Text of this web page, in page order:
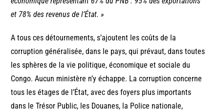
et 78% des revenus de l’État. »
A tous ces détournements, s’ajoutent les coûts de la
corruption généralisée, dans le pays, qui prévaut, dans toutes
les sphères de la vie politique, économique et sociale du
Congo. Aucun ministère n’y échappe. La corruption concerne
tous les étages de l’État, avec des foyers plus importants
dans le Trésor Public, les Douanes, la Police nationale,